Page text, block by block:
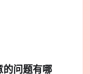
的问题有哪